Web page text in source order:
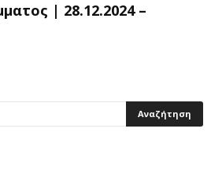
| 28.12.2024 –